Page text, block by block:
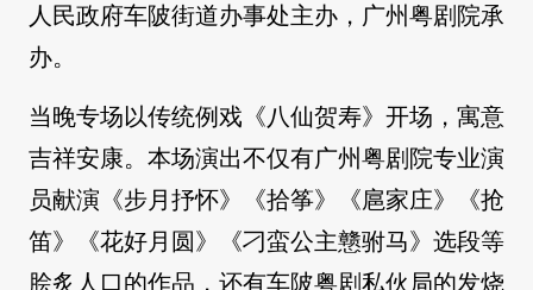
人民政府车陂街道办事处主办，广州粤剧院承
办。
当晚专场以传统例戏《八仙贺寿》开场，寓意
吉祥安康。本场演出不仅有广州粤剧院专业演
员献演《步月抒怀》《拾筝》《扈家庄》《抢
笛》《花好月圆》《刁蛮公主戆驸马》选段等
脍炙人口的作品，还有车陂粤剧私伙局的发烧